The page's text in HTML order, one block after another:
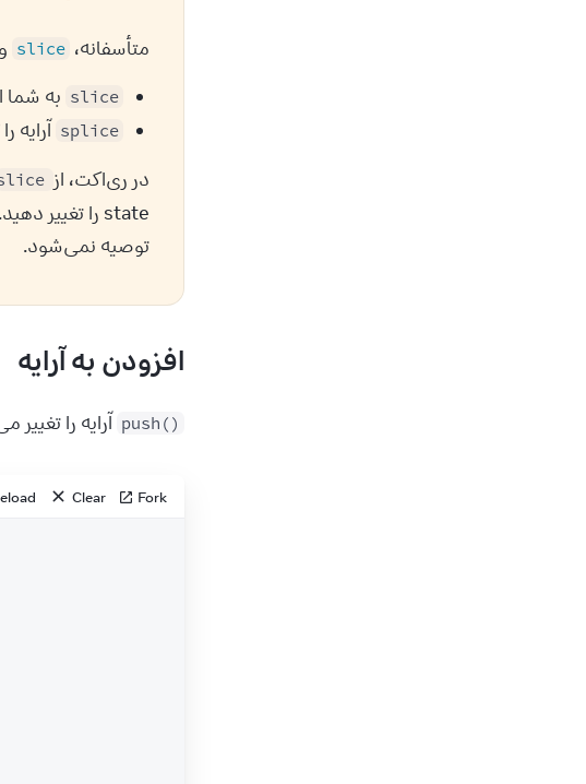
متأسفانه، slice و
slice به شما
splice آرایه را
در ری‌اکت، از
state را تغییر دهید.
توصیه نمی‌شود.
افزودن به آرایه
push() آرایه را تغییر می‌دهد، که مطلوب
Clear Fork